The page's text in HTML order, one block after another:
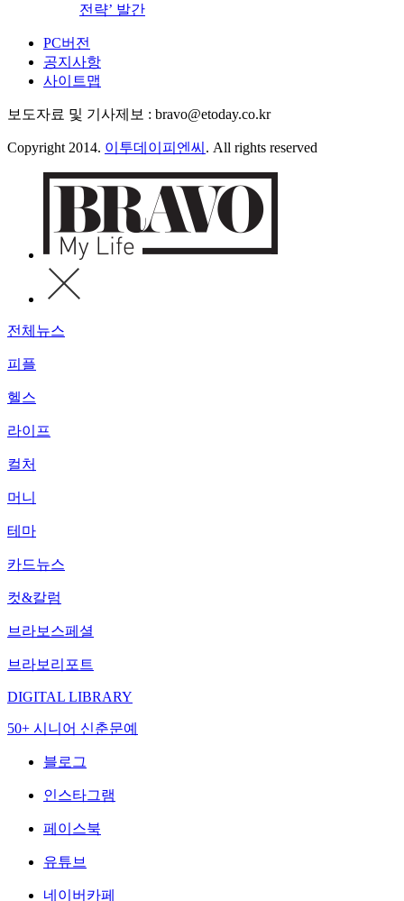
전략’ 발간
PC버전
공지사항
사이트맵
보도자료 및 기사제보 : bravo@etoday.co.kr
Copyright 2014. 이투데이피엔씨 . All rights reserved
전체뉴스
피플
헬스
라이프
컬처
머니
테마
카드뉴스
컷&칼럼
브라보스페셜
브라보리포트
DIGITAL LIBRARY
50+ 시니어 신춘문예
블로그
인스타그램
페이스북
유튜브
네이버카페